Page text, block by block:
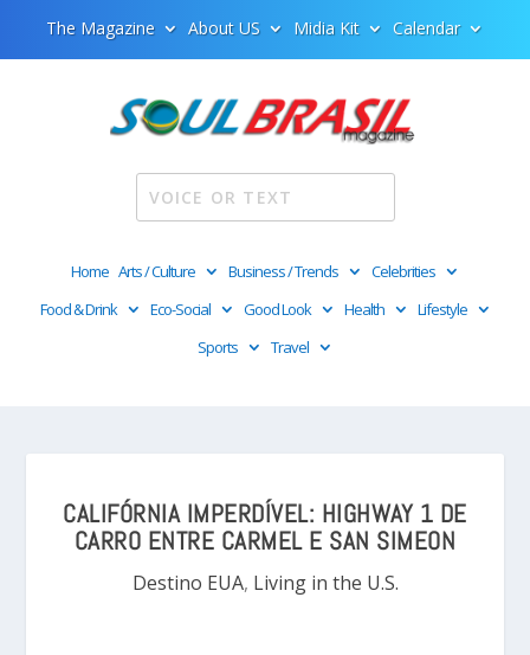
The Magazine About US Midia Kit Calendar
Home Arts / Culture Business / Trends
Celebrities
Food & Drink
Eco-Social Good Look Health
Lifestyle
Sports
Travel
CALIFÓRNIA IMPERDÍVEL: HIGHWAY 1 DE
CARRO ENTRE CARMEL E SAN SIMEON
Destino EUA, Living in the U.S.